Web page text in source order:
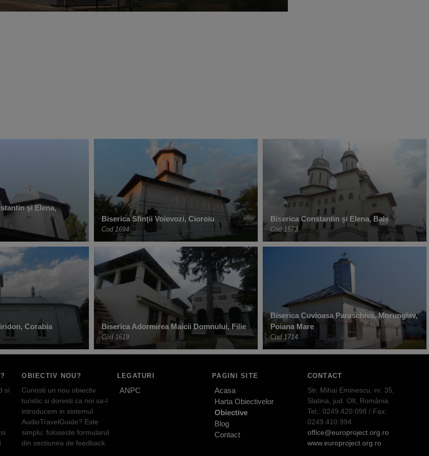
și Elena,
Biserica Sfinții Voievozi, Cioroiu
Cod 1694
Biserica Constantin și Elena, Balș
Cod 1573
Corabia Biserica Adormirea Maicii Domnului, Filie
Cod 1619
Biserica Cuvioasa Paraschiva, Morunglav,
Poiana Mare
Cod 1714
si
OBIECTIV NOU?
Cunosti un nou obiectiv
turistic si doresti ca noi sa-l
introducem in sistemul
AudioTravelGuide? Este
simplu: foloseste formularul
din sectiunea de feedback.
LEGATURI
ANPC
PAGINI SITE
Acasa
Harta Obiectivelor
Obiective
Blog
Contact
CONTACT
Str. Mihai Eminescu, nr. 35,
Slatina, jud. Olt, România
Tel.: 0249.420.098 / Fax:
0249.410.994
office@europroject.org.ro
www.europroject.org.ro